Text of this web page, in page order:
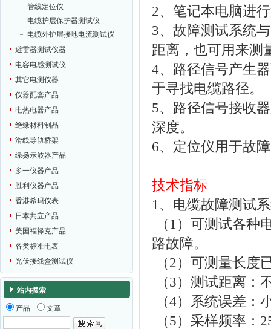
管线定位仪
电缆护层保护器测试仪
电缆外护层接地电流测试仪
避雷器测试仪器
电容电感测试仪
其它电测仪器
仪器配套产品
电热电器产品
绝缘材料制品
滑线导轨桥架
绿扬示波器产品
多一仪器产品
胜利仪器产品
香港希玛仪表
日本共立产品
美国福禄克产品
各类标准电表
光伏接线盒测试仪
站内搜索
产品 文章
2、笔记本电脑进
3、故障测试系统
距离，也可用来测
4、路径信号产生
于寻找电缆路径。
5、路径信号接收
深度。
6、定位仪用于故
技术指标
1、电缆故障测试
（1）可测试各种
路故障。
（2）可测量长度
（3）测试距离：
（4）系统误差：
（5）采样频率：